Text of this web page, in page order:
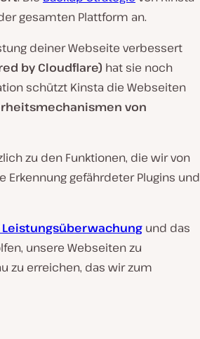
gesamten Plattform an.
deiner Webseite verbessert
by Cloudflare) hat sie noch
schützt Kinsta die Webseiten
von
zu den Funktionen, die wir von
Erkennung gefährdeter Plugins und
Leistungsüberwachung und das
unsere Webseiten zu
zu erreichen, das wir zum